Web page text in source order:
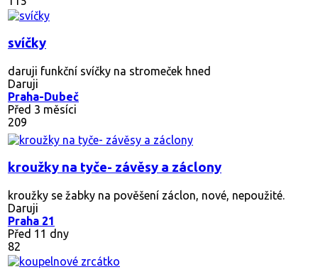
svíčky
daruji funkční svíčky na stromeček hned
Daruji
Praha-Dubeč
Před 3 měsíci
209
kroužky na tyče- závěsy a záclony
kroužky se žabky na pověšení záclon, nové, nepoužité.
Daruji
Praha 21
Před 11 dny
82